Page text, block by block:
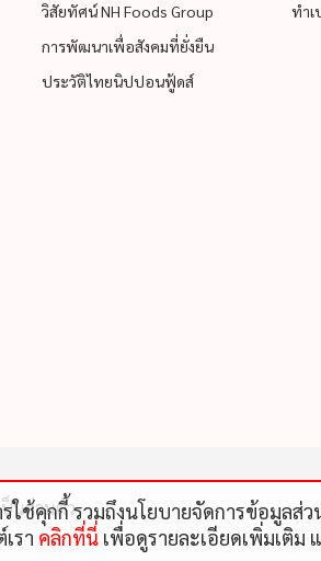
วิสัยทัศน์ NH Foods Group
การพัฒนาเพื่อสังคมที่ยั่งยืน
ประวัติไทยนิปปอนฟู้ดส์
ทำเ
ป็นส่วนตัว
รใช้คุกกี้ รวมถึงนโยบายจัดการข้อมูล
รา คลิกที่นี่เพื่อดูรายละเอียดเพิ่มเติม